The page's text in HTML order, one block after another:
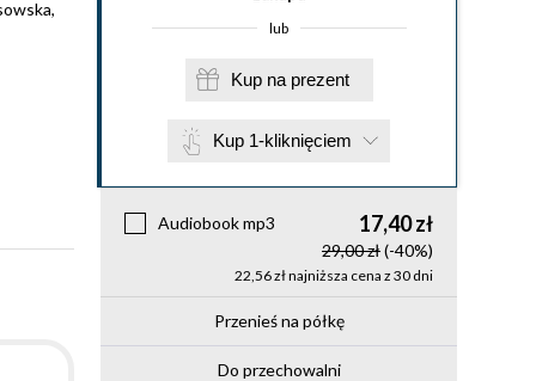
,
lub
Kup na prezent
Kup 1-kliknięciem
Audiobook mp3 17,40 zł
29,00 zł(-40%)
22,56 zł najniższa cena z 30 dni
Przenieś na półkę
Do przechowalni